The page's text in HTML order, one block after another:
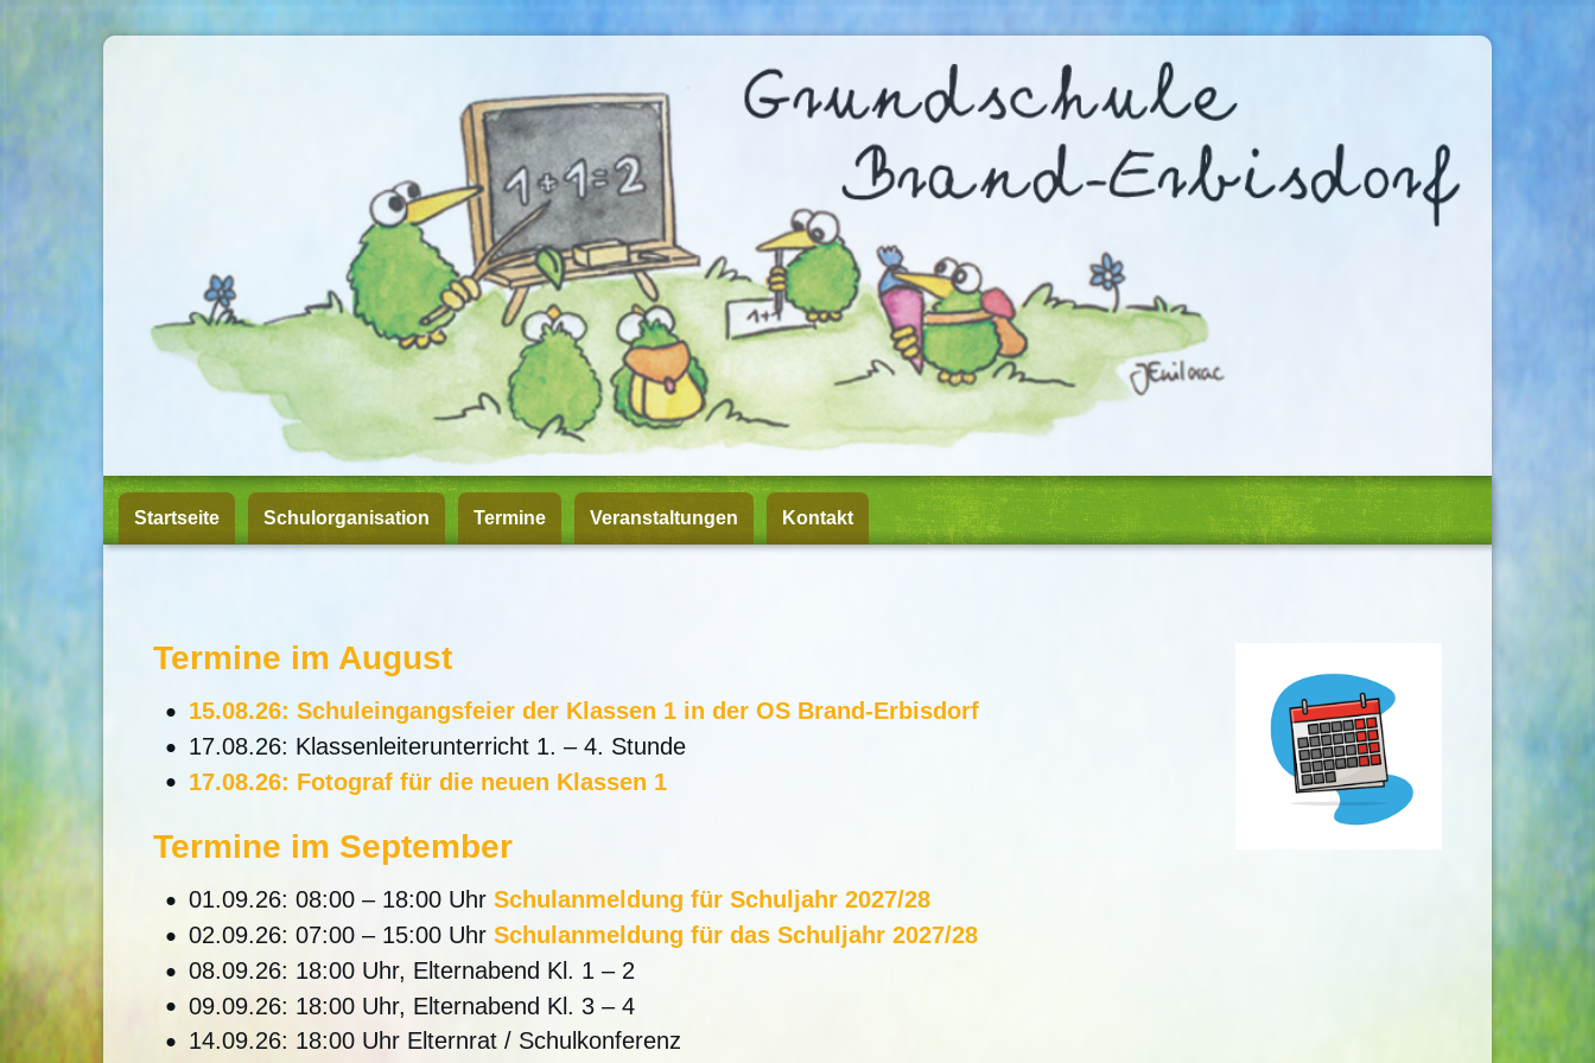
Startseite Schulorganisation Termine Veranstaltungen Kontakt
Termine im August
15.08.26: Schuleingangsfeier der Klassen 1 in der OS Brand-Erbisdorf
17.08.26: Klassenleiterunterricht 1. – 4. Stunde
17.08.26: Fotograf für die neuen Klassen 1
Termine im September
01.09.26: 08:00 – 18:00 Uhr Schulanmeldung für Schuljahr 2027/28
02.09.26: 07:00 – 15:00 Uhr Schulanmeldung für das Schuljahr 2027/28
08.09.26: 18:00 Uhr, Elternabend Kl. 1 – 2
09.09.26: 18:00 Uhr, Elternabend Kl. 3 – 4
14.09.26: 18:00 Uhr Elternrat / Schulkonferenz